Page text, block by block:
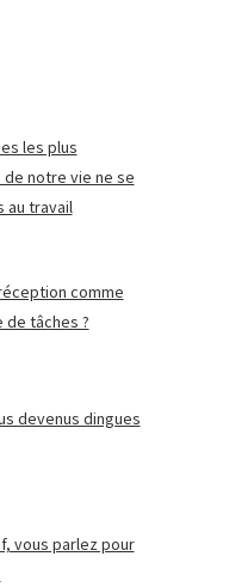
les plus
notre vie ne se
au travail
comme
tâches ?
devenus dingues
vous parlez pour